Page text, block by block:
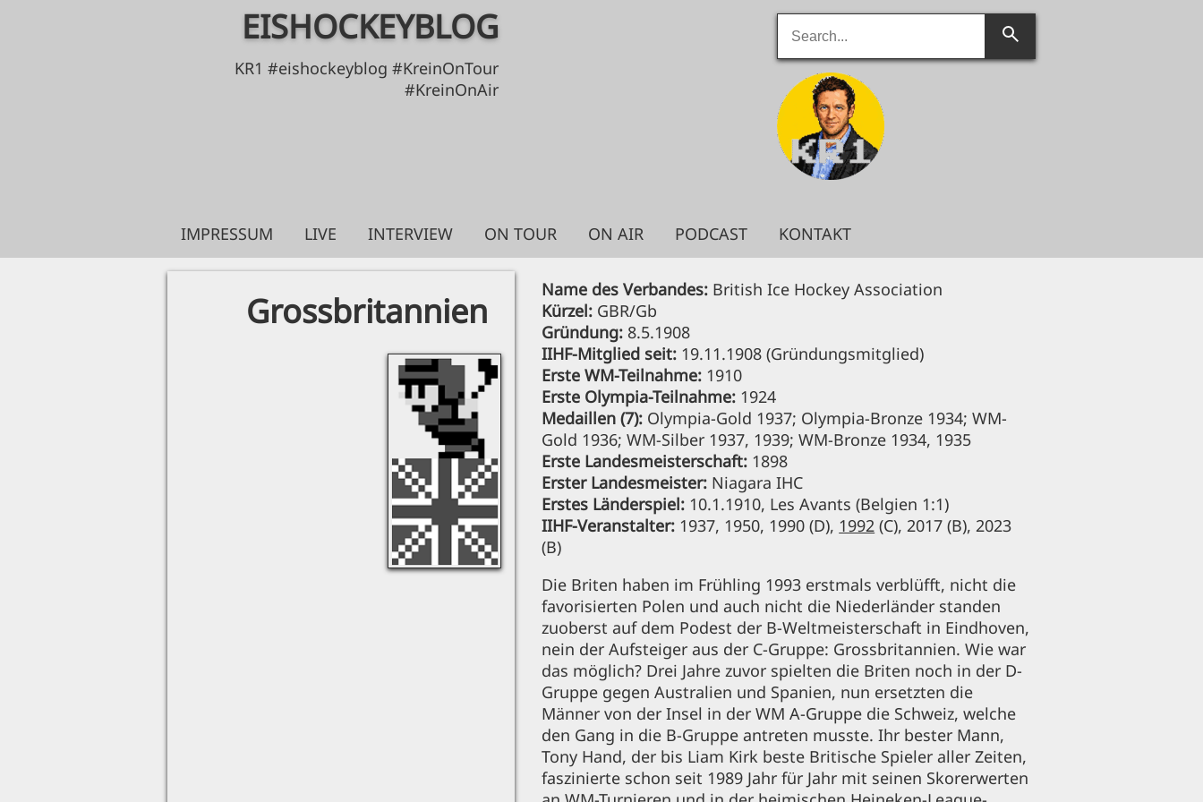
EISHOCKEYBLOG
KR1 #eishockeyblog #KreinOnTour
#KreinOnAir
Search
for:
Search
IMPRESSUM LIVE INTERVIEW ON TOUR ON AIR PODCAST KONTAKT
Grossbritannien Name des Verbandes: British Ice Hockey Association
Kürzel: GBR/Gb
Gründung: 8.5.1908
IIHF-Mitglied seit: 19.11.1908 (Gründungsmitglied)
Erste WM-Teilnahme: 1910
Erste Olympia-Teilnahme: 1924
Medaillen (7): Olympia-Gold 1937; Olympia-Bronze 1934; WM-
Gold 1936; WM-Silber 1937, 1939; WM-Bronze 1934, 1935
Erste Landesmeisterschaft: 1898
Erster Landesmeister: Niagara IHC
Erstes Länderspiel: 10.1.1910, Les Avants (Belgien 1:1)
IIHF-Veranstalter: 1937, 1950, 1990 (D), 1992 (C), 2017 (B), 2023
(B)
Die Briten haben im Frühling 1993 erstmals verblüfft, nicht die
favorisierten Polen und auch nicht die Niederländer standen
zuoberst auf dem Podest der B-Weltmeisterschaft in Eindhoven,
nein der Aufsteiger aus der C-Gruppe: Grossbritannien. Wie war
das möglich? Drei Jahre zuvor spielten die Briten noch in der D-
Gruppe gegen Australien und Spanien, nun ersetzten die
Männer von der Insel in der WM A-Gruppe die Schweiz, welche
den Gang in die B-Gruppe antreten musste. Ihr bester Mann,
Tony Hand, der bis Liam Kirk beste Britische Spieler aller Zeiten,
faszinierte schon seit 1989 Jahr für Jahr mit seinen Skorerwerten